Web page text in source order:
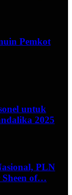
Pemkot
untuk
2025
PLN
Sheen of…